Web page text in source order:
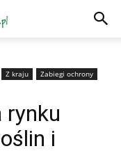
Z kraju
Zabiegi ochrony
rynku
i